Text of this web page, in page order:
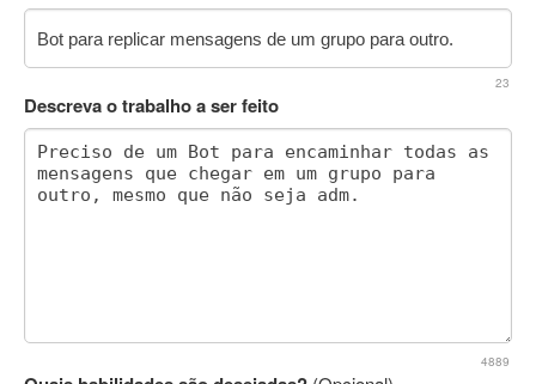
23
Descreva o trabalho a ser feito
4889